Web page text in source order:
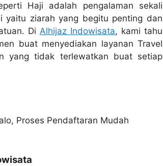
Haji adalah pengalaman sekali
yaitu ziarah yang begitu penting dan
Di Alhijaz Indowisata, kami tahu
buat menyediakan layanan Travel
yang tidak terlewatkan buat setiap